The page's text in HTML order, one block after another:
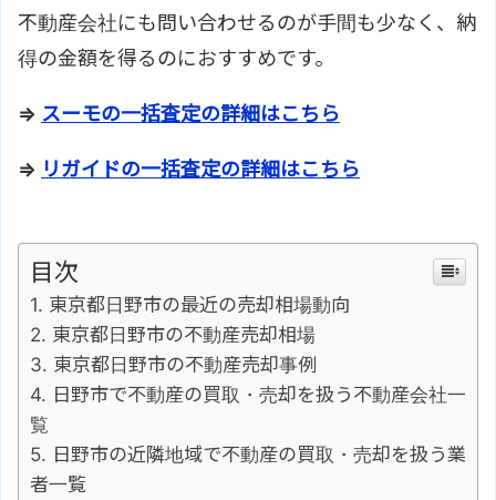
不動産会社にも問い合わせるのが手間も少なく、納
得の金額を得るのにおすすめです。
⇒ スーモの一括査定の詳細はこちら
⇒ リガイドの一括査定の詳細はこちら
目次
東京都日野市の最近の売却相場動向
東京都日野市の不動産売却相場
東京都日野市の不動産売却事例
日野市で不動産の買取・売却を扱う不動産会社一
覧
日野市の近隣地域で不動産の買取・売却を扱う業
者一覧